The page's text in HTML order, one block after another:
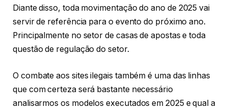
Diante disso, toda movimentação do ano de 2025 vai
servir de referência para o evento do próximo ano.
Principalmente no setor de casas de apostas e toda
questão de regulação do setor.
O combate aos sites ilegais também é uma das linhas
que com certeza será bastante necessário
analisarmos os modelos executados em 2025 e qual a